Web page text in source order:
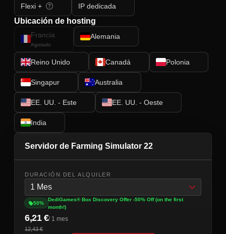
Flexi + IP dedicada
Ubicación de hosting
Francia
Agotado
Alemania
Reino Unido Canadá Polonia
Singapur Australia
EE. UU. - Este EE. UU. - Oeste
India
Servidor de Farming Simulator 22
DURACIÓN DEL ALQUILER
1 Mes
50%
DediGames® Box Discovery Offer -50% Off (on the first
month!)
6,21 €/ 1 mes
12,43 €